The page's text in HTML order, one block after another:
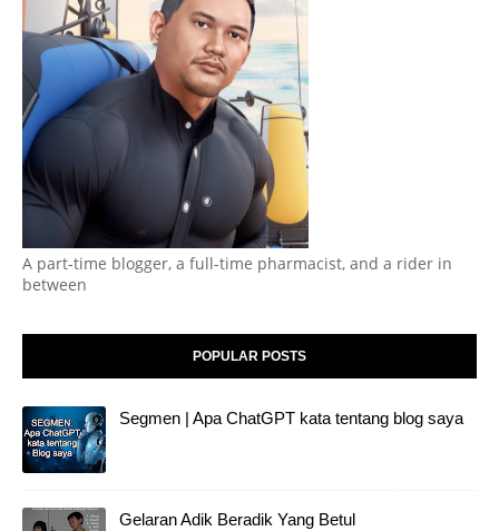
A part-time blogger, a full-time pharmacist, and a rider in
between
POPULAR POSTS
Segmen | Apa ChatGPT kata tentang blog saya
Gelaran Adik Beradik Yang Betul